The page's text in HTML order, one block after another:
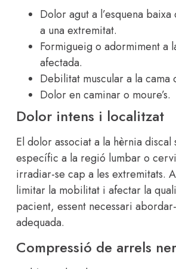
Dolor agut a l’esquena
a una extremitat.
Formigueig o adormiment a
afectada.
Debilitat muscular a la cama
Dolor en caminar o moure’s.
Dolor intens i localitzat
El dolor associat a la hèrnia discal
específic a la regió lumbar o
irradiar-se cap a les extremitats.
limitar la mobilitat i afectar la
pacient, essent necessari
adequada.
Compressió de arrels